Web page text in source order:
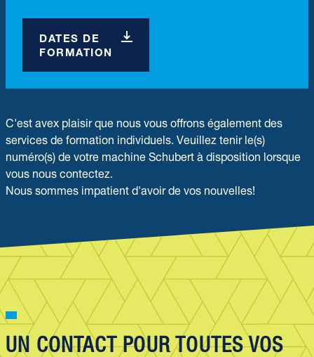
DATES DE
FORMATION
C'est avex plaisir que nous vous offrons également des
services de formation individuels. Veuillez tenir le(s)
numéro(s) de votre machine Schubert à disposition lorsque
vous nous contectez.
Nous sommes impatient d'avoir de vos nouvelles!
UN CONTACT POUR TOUTES VOS